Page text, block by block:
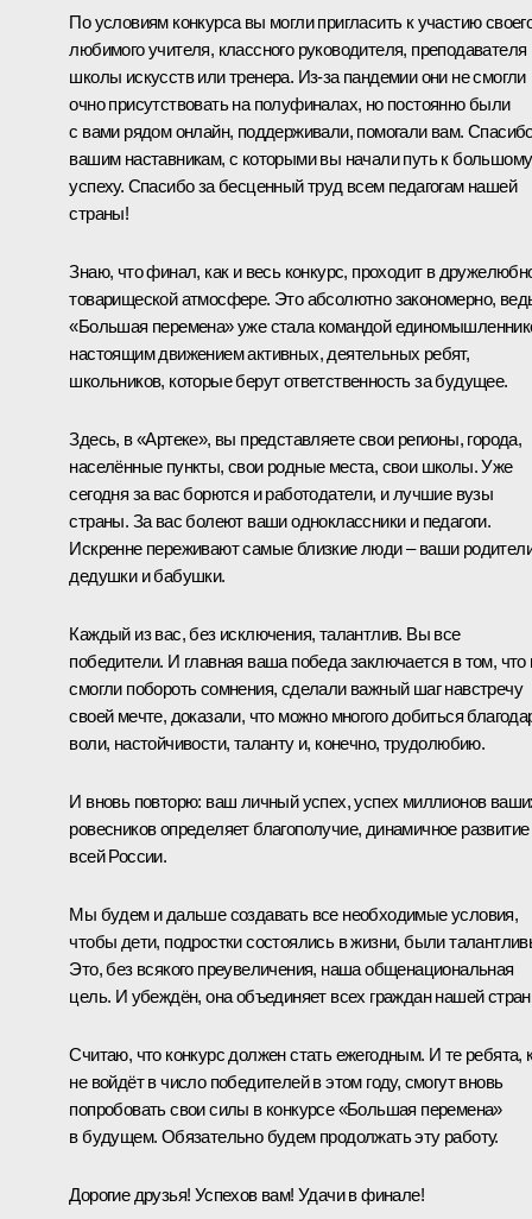
По условиям конкурса вы могли пригласить к участию
любимого учителя, классного руководителя, преподавателя
школы искусств или тренера. Из-за пандемии они не смогли
очно присутствовать на полуфиналах, но постоянно были
с вами рядом онлайн, поддерживали, помогали вам.
вашим наставникам, с которыми вы начали путь к большому
успеху. Спасибо за бесценный труд всем педагогам нашей
страны!
Знаю, что финал, как и весь конкурс, проходит в
товарищеской атмосфере. Это абсолютно закономерно,
«Большая перемена» уже стала командой
настоящим движением активных, деятельных ребят,
школьников, которые берут ответственность за будущее.
Здесь, в «Артеке», вы представляете свои регионы, города,
населённые пункты, свои родные места, свои школы. Уже
сегодня за вас борются и работодатели, и лучшие вузы
страны. За вас болеют ваши одноклассники и педагоги.
Искренне переживают самые близкие люди – ваши
дедушки и бабушки.
Каждый из вас, без исключения, талантлив. Вы все
победители. И главная ваша победа заключается в том, что
смогли побороть сомнения, сделали важный шаг навстречу
своей мечте, доказали, что можно многого добиться
воли, настойчивости, таланту и, конечно, трудолюбию.
И вновь повторю: ваш личный успех, успех миллионов
ровесников определяет благополучие, динамичное развитие
всей России.
Мы будем и дальше создавать все необходимые условия,
чтобы дети, подростки состоялись в жизни, были
Это, без всякого преувеличения, наша общенациональная
цель. И убеждён, она объединяет всех граждан нашей
Считаю, что конкурс должен стать ежегодным. И те ребята,
не войдёт в число победителей в этом году, смогут вновь
попробовать свои силы в конкурсе «Большая перемена»
в будущем. Обязательно будем продолжать эту работу.
Дорогие друзья! Успехов вам! Удачи в финале!